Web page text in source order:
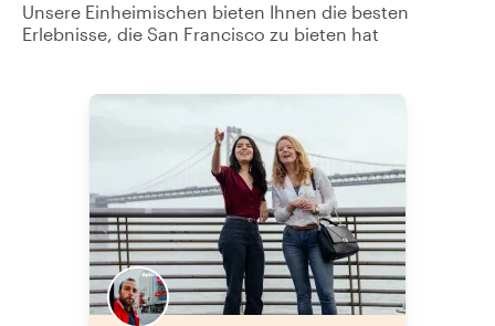
Unsere Einheimischen bieten Ihnen die besten
Erlebnisse, die San Francisco zu bieten hat